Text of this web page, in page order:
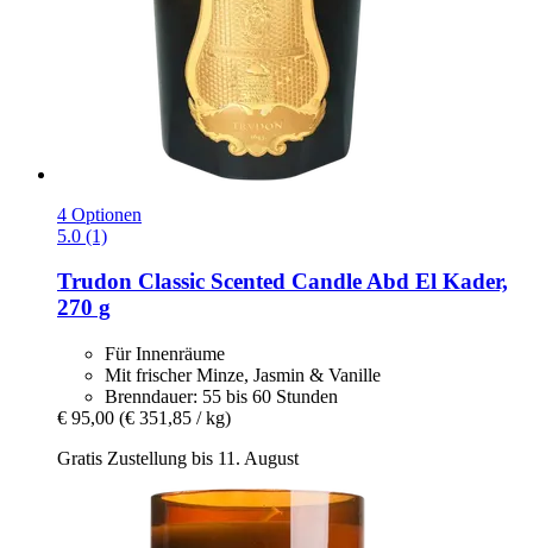
4 Optionen
5.0 (1)
Trudon Classic Scented Candle Abd El Kader,
270 g
Für Innenräume
Mit frischer Minze, Jasmin & Vanille
Brenndauer: 55 bis 60 Stunden
€ 95,00 (€ 351,85 / kg)
Gratis Zustellung bis 11. August